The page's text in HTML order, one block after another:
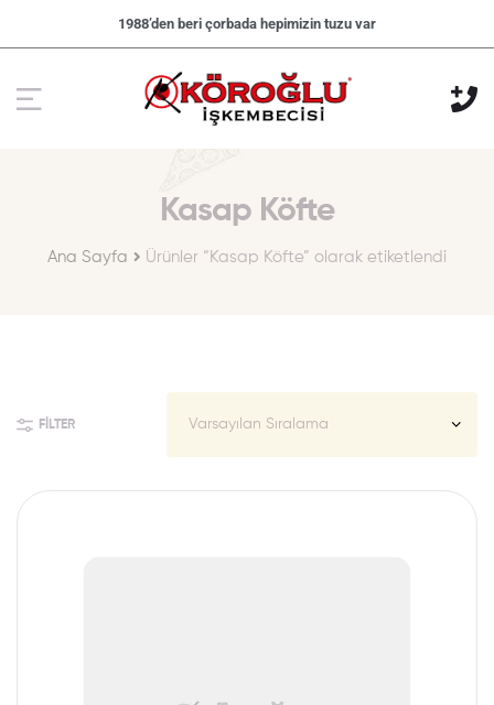
1988’den beri çorbada hepimizin tuzu var
Kasap Köfte
Ana Sayfa Ürünler “Kasap Köfte” olarak etiketlendi
FILTER